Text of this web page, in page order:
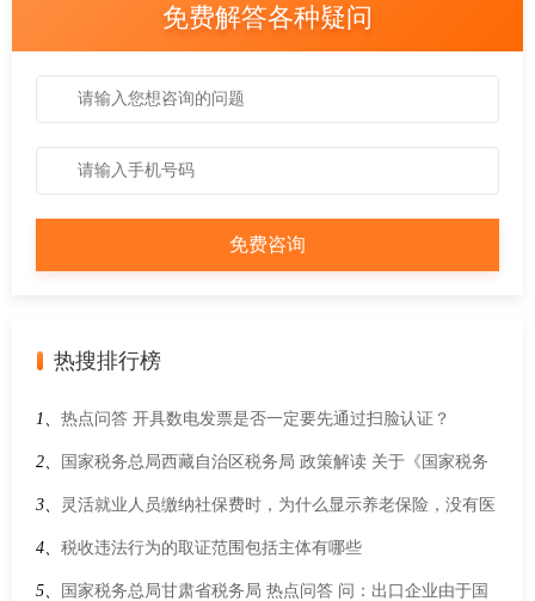
免费解答各种疑问
热搜排行榜
1、 热点问答 开具数电发票是否一定要先通过扫脸认证？
2、 国家税务总局西藏自治区税务局 政策解读 关于《国家税务
总局关于增值税一般纳税人登记管理有关事项的公告》的解读
3、 灵活就业人员缴纳社保费时，为什么显示养老保险，没有医
疗保险？
4、 税收违法行为的取证范围包括主体有哪些
5、 国家税务总局甘肃省税务局 热点问答 问：出口企业由于国